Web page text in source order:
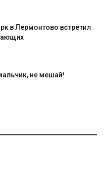
в Лермонтово встретил
не мешай!